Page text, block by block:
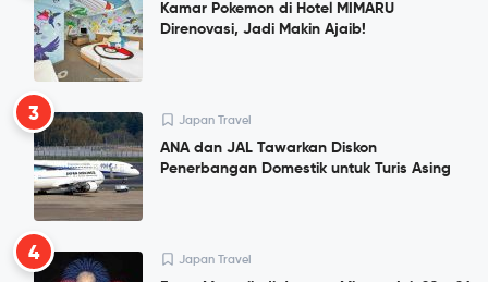
Kamar Pokemon di Hotel MIMARU
Direnovasi, Jadi Makin Ajaib!
3 Japan Travel
ANA dan JAL Tawarkan Diskon
Penerbangan Domestik untuk Turis Asing
4 Japan Travel